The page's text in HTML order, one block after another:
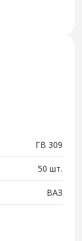
ГВ 309
50 шт.
ВАЗ